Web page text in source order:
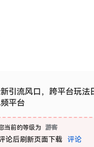
引流风口，跨平台玩
平台
当前的等级为 游客
论后刷新页面下载 评论